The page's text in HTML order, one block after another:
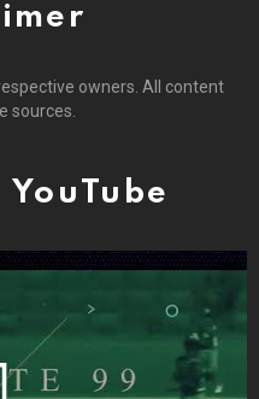
owners. All content
sources.
YouTube